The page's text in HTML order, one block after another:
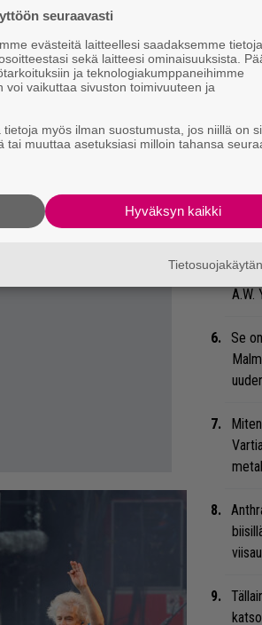
Nappaa
tästä.
AC/
A.W.
Se
seuraavasti
evästeitä laitteellesi saadaksemme tietoja
sekä laitteesi ominaisuuksista.
ja teknologiakumppaneihimme
vaikuttaa sivuston toimivuuteen ja
myös ilman suostumusta, jos niillä on
tai muuttaa asetuksiasi milloin tahansa
Hyväksyn kaikki